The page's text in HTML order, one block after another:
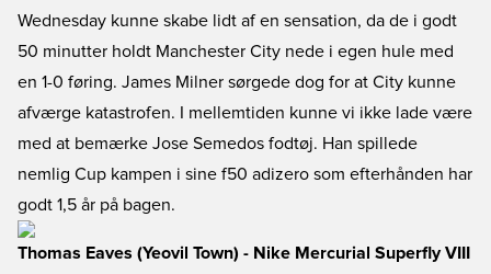
Wednesday kunne skabe lidt af en sensation, da de i godt
50 minutter holdt Manchester City nede i egen hule med
en 1-0 føring. James Milner sørgede dog for at City kunne
afværge katastrofen. I mellemtiden kunne vi ikke lade være
med at bemærke Jose Semedos fodtøj. Han spillede
nemlig Cup kampen i sine f50 adizero som efterhånden har
godt 1,5 år på bagen.
Thomas Eaves (Yeovil Town) - Nike Mercurial Superfly VIII